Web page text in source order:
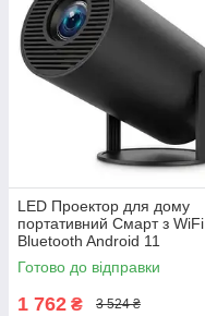
LED Проектор для дому
портативний Смарт з WiFi
Bluetooth Android 11
1280х720р Black LC-68
Готово до відправки
1 762 ₴ 3 524 ₴